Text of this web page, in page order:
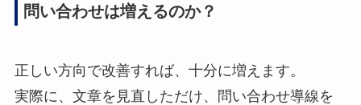
問い合わせは増えるのか？
正しい方向で改善すれば、十分に増えます。
実際に、文章を見直しただけ、問い合わせ導線を